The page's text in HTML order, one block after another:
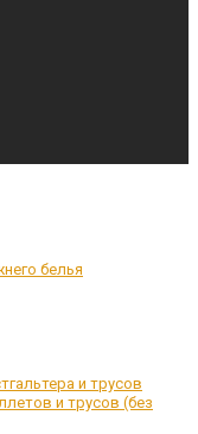
белья
и трусов
и трусов (без